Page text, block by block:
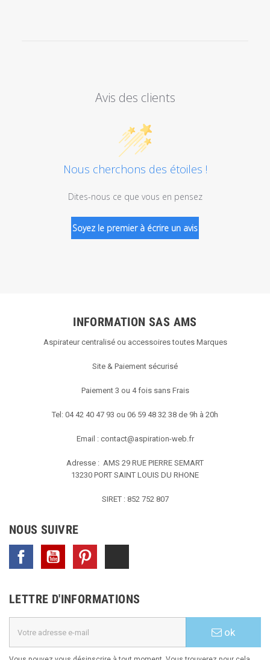
Avis des clients
Nous cherchons des étoiles !
Dites-nous ce que vous en pensez
Soyez le premier à écrire un avis
INFORMATION SAS AMS
Aspirateur centralisé ou accessoires toutes Marques
Site & Paiement sécurisé
Paiement 3 ou 4 fois sans Frais
Tel: 04 42 40 47 93 ou 06 59 48 32 38 de 9h à 20h
Email : contact@aspiration-web.fr
Adresse : AMS 29 RUE PIERRE SEMART
13230 PORT SAINT LOUIS DU RHONE
SIRET : 852 752 807
NOUS SUIVRE
Facebook YouTube
LETTRE D'INFORMATIONS
ok